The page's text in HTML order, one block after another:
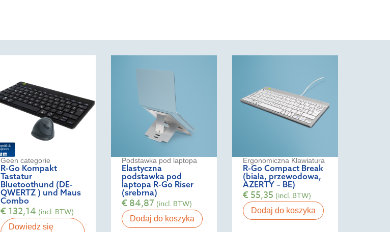
Geen categorie
R-Go Kompakt
Tastatur
Bluetoothund (DE-
QWERTZ ) und Maus
Combo
€132,14 (incl. BTW)
Dowiedz się
Podstawka pod laptopa
Elastyczna
podstawka pod
laptopa R-Go Riser
(srebrna)
€84,87 (incl. BTW)
Dodaj do koszyka
Ergonomiczna Klawiatura
R-Go Compact Break
(biała, przewodowa,
AZERTY – BE)
€55,35 (incl. BTW)
Dodaj do koszyka